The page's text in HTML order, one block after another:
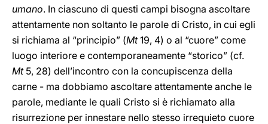
umano. In ciascuno di questi campi bisogna ascoltare
attentamente non soltanto le parole di Cristo, in cui egli
si richiama al “principio” (Mt19, 4) o al “cuore” come
luogo interiore e contemporaneamente “storico” (cf.
Mt5, 28) dell’incontro con la concupiscenza della
carne - ma dobbiamo ascoltare attentamente anche le
parole, mediante le quali Cristo si è richiamato alla
risurrezione per innestare nello stesso irrequieto cuore